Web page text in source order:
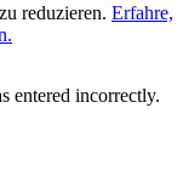
reduzieren. Erfahre,
entered incorrectly.